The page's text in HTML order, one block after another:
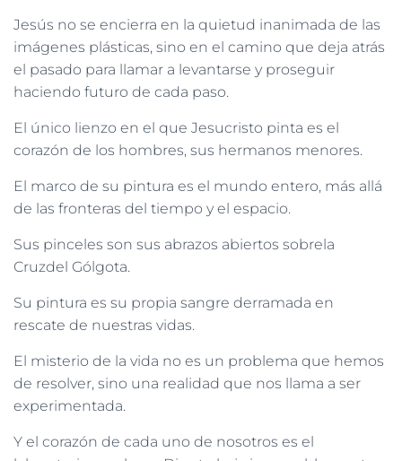
Jesús no se encierra en la quietud inanimada de las
imágenes plásticas, sino en el camino que deja atrás
el pasado para llamar a levantarse y proseguir
haciendo futuro de cada paso.
El único lienzo en el que Jesucristo pinta es el
corazón de los hombres, sus hermanos menores.
El marco de su pintura es el mundo entero, más allá
de las fronteras del tiempo y el espacio.
Sus pinceles son sus abrazos abiertos sobrela
Cruzdel Gólgota.
Su pintura es su propia sangre derramada en
rescate de nuestras vidas.
El misterio de la vida no es un problema que hemos
de resolver, sino una realidad que nos llama a ser
experimentada.
Y el corazón de cada uno de nosotros es el